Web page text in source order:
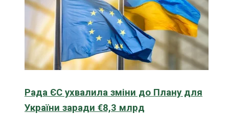
Рада ЄС ухвалила зміни до Плану для
України заради €8,3 млрд